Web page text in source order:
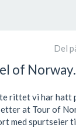
Del
of Norway.
rittet vi har hatt
at Tour of
med spurtseier